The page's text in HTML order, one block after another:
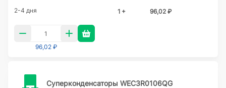
2-4 дня 1 + 96,02 ₽
96,02 ₽
Суперконденсаторы WEC3R0106QG